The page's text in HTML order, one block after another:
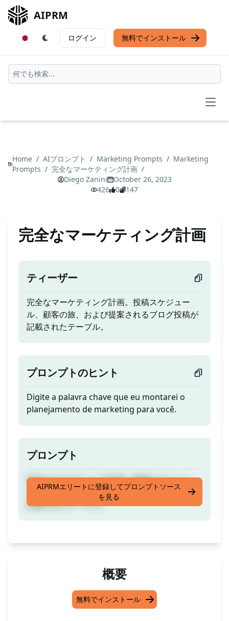
AIPRM
ログイン 無料でインストール
Home / AIプロンプト / Marketing Prompts / Marketing
Prompts / 完全なマーケティング計画 /
Diego Zanini
October 26, 2023
426
0 147
完全なマーケティング計画
ティーザー
完全なマーケティング計画。投稿スケジュー
ル、顧客の旅、および提案されるブログ投稿が
記載されたテーブル。
プロンプトのヒント
Digite a palavra chave que eu montarei o
planejamento de marketing para você.
プロンプト
完全なマーケティング計画。投稿スケジュー
ル、顧客の旅、および提案されるブログ投稿が
記載されたテーブル。
AIPRMエリートに登録してプロンプトソース
を見る
概要
無料でインストール